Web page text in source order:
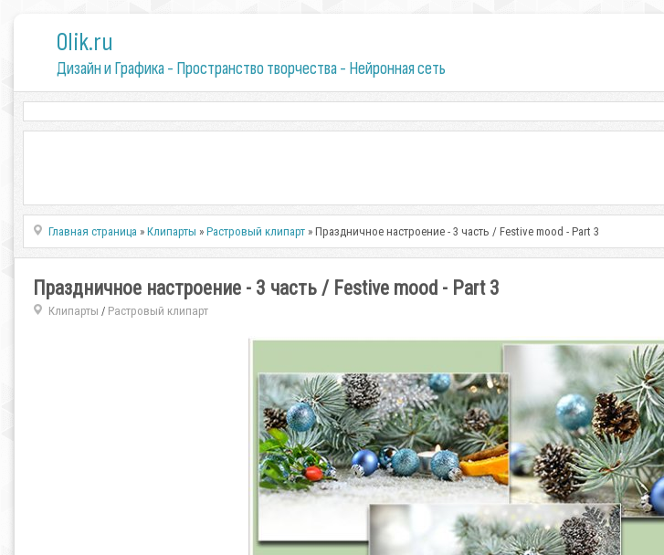
0lik.ru
Дизайн и Графика - Пространство творчества - Нейронная сеть
Главная страница »Клипарты »Растровый клипарт » Праздничное настроение - 3 часть / Festive mood - Part 3
Праздничное настроение - 3 часть / Festive mood - Part 3
Клипарты / Растровый клипарт